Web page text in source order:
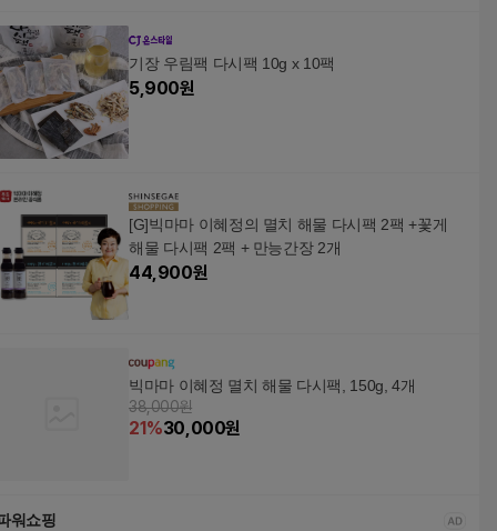
기장 우림팩 다시팩 10g x 10팩
5,900원
[G]빅마마 이혜정의 멸치 해물 다시팩 2팩 +꽃게
해물 다시팩 2팩 + 만능간장 2개
44,900원
빅마마 이혜정 멸치 해물 다시팩, 150g, 4개
38,000원
21%30,000원
워쇼핑